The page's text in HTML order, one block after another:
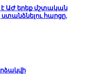
ԱԺ երեք մշտական
հարցը.